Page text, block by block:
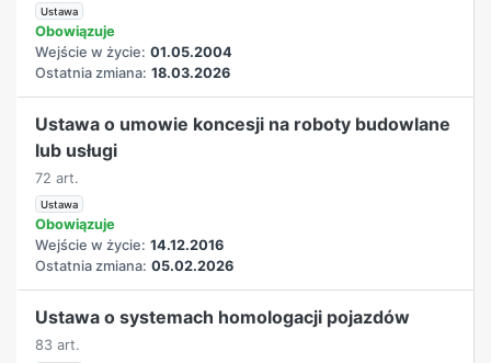
Ustawa
Obowiązuje
Wejście w życie: 01.05.2004
Ostatnia zmiana: 18.03.2026
Ustawa o umowie koncesji na roboty budowlane
lub usługi
72 art.
Ustawa
Obowiązuje
Wejście w życie: 14.12.2016
Ostatnia zmiana: 05.02.2026
Ustawa o systemach homologacji pojazdów
83 art.